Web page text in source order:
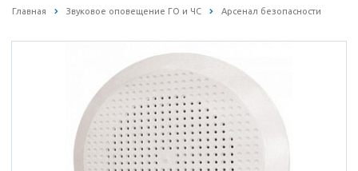
Главная Звуковое оповещение ГО и ЧС Арсенал безопасности